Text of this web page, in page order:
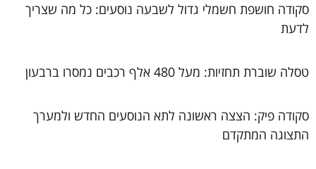
סקודה חושפת חשמלי גדול לשבעה נוסעים: כל מה שצריך
לדעת
טסלה שוברת תחזיות: מעל 480 אלף רכבים נמסרו ברבעון
סקודה פיק: הצצה ראשונה לתא הנוסעים החדש ולמערך
התצוגה המתקדם